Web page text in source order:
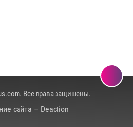
Все права защищены.
сайта — Deaction